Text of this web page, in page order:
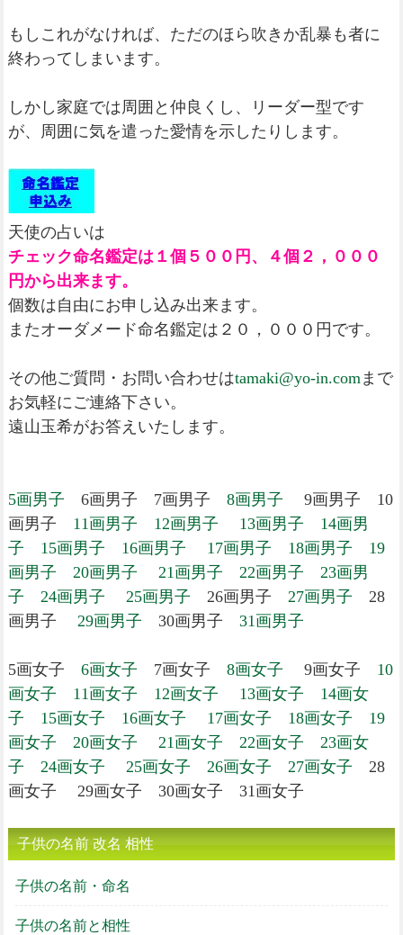
もしこれがなければ、ただのほら吹きか乱暴も者に
終わってしまいます。
しかし家庭では周囲と仲良くし、リーダー型です
が、周囲に気を遣った愛情を示したりします。
天使の占いは
チェック命名鑑定は１個５００円、４個２，０００
円から出来ます。
個数は自由にお申し込み出来ます。
またオーダメード命名鑑定は２０，０００円です。
その他ご質問・お問い合わせはtamaki@yo-in.comまで
お気軽にご連絡下さい。
遠山玉希がお答えいたします。
5画男子 6画男子 7画男子 8画男子 9画男子 10
画男子 11画男子 12画男子 13画男子
14画男
子
15画男子 16画男子 17画男子 18画男子
19
画男子
20画男子 21画男子 22画男子
23画男
子
24画男子 25画男子 26画男子 27画男子 28
画男子 29画男子 30画男子 31画男子
5画女子 6画女子 7画女子 8画女子 9画女子 10
画女子
11画女子 12画女子 13画女子
14画女
子
15画女子 16画女子 17画女子 18画女子
19
画女子
20画女子 21画女子 22画女子
23画女
子
24画女子 25画女子 26画女子 27画女子 28
画女子 29画女子 30画女子 31画女子
子供の名前 改名 相性
子供の名前・命名
子供の名前と相性